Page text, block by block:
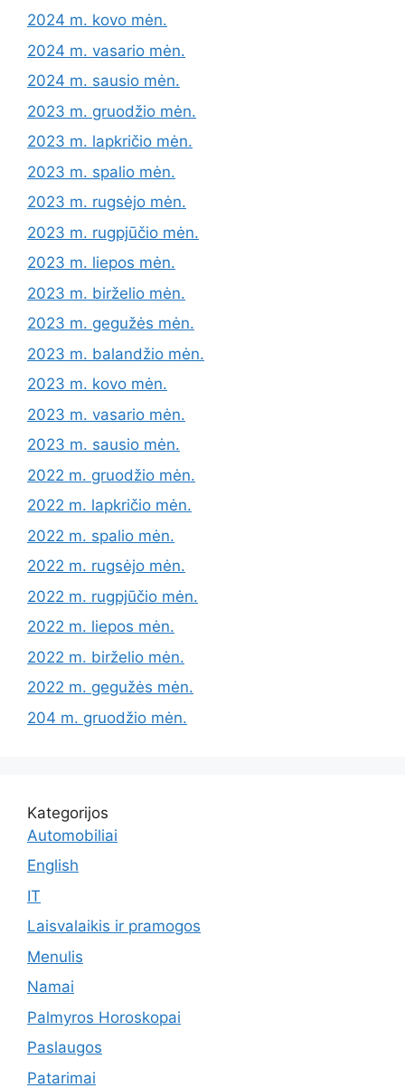
2024 m. kovo mėn.
2024 m. vasario mėn.
2024 m. sausio mėn.
2023 m. gruodžio mėn.
2023 m. lapkričio mėn.
2023 m. spalio mėn.
2023 m. rugsėjo mėn.
2023 m. rugpjūčio mėn.
2023 m. liepos mėn.
2023 m. birželio mėn.
2023 m. gegužės mėn.
2023 m. balandžio mėn.
2023 m. kovo mėn.
2023 m. vasario mėn.
2023 m. sausio mėn.
2022 m. gruodžio mėn.
2022 m. lapkričio mėn.
2022 m. spalio mėn.
2022 m. rugsėjo mėn.
2022 m. rugpjūčio mėn.
2022 m. liepos mėn.
2022 m. birželio mėn.
2022 m. gegužės mėn.
204 m. gruodžio mėn.
Kategorijos
Automobiliai
English
IT
Laisvalaikis ir pramogos
Menulis
Namai
Palmyros Horoskopai
Paslaugos
Patarimai